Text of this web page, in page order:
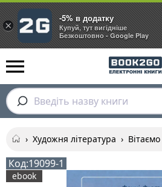
Введіть назву книги
› Художня література ›
Код:19099-1
ebook
×
-5% в додатку
Купуй, тут вигідніше
Безкоштовно - Google Play